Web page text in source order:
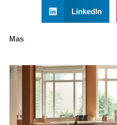
LinkedIn
Mas